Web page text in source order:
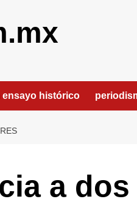
ensayo histórico
a dos